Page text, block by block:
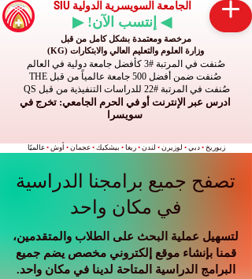
الجامعة السويسرية الدولية SIU
◀ إنتسب الآن! ▶
مرخصة ومعتمدة بشكل كامل من قبل
وزارة العلوم والتعليم العالي والابتكارات (KG)
صُنفت في المرتبة #3 كأفضل جامعة دولية في العالم
صُنفت ضمن أفضل 500 جامعة عالمياً من قبل THE
صُنفت في المرتبة #22 للدراسات التنفيذية من قبل QS
ادرس عبر الإنترنت أو في الحرم الجامعي: تخرج في
سويسرا
زيوريخ • دبي • لوزيرن • لندن • ريغا • بيشكيك • عجمان • أوش • عالميًا
تصفح جميع برامجنا الدراسية
في مكان واحد
لتسهيل عملية البحث على الطلاب والمتقدمين،
قمنا بإنشاء موقع إلكتروني مخصص يضم جميع
البرامج الدراسية المتاحة لدينا في مكان واحد.